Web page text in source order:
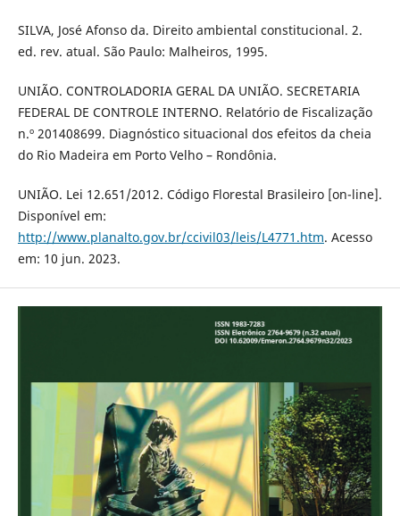
SILVA, José Afonso da. Direito ambiental constitucional. 2.
ed. rev. atual. São Paulo: Malheiros, 1995.
UNIÃO. CONTROLADORIA GERAL DA UNIÃO. SECRETARIA
FEDERAL DE CONTROLE INTERNO. Relatório de Fiscalização
n.º 201408699. Diagnóstico situacional dos efeitos da cheia
do Rio Madeira em Porto Velho – Rondônia.
UNIÃO. Lei 12.651/2012. Código Florestal Brasileiro [on-line].
Disponível em:
http://www.planalto.gov.br/ccivil03/leis/L4771.htm. Acesso
em: 10 jun. 2023.